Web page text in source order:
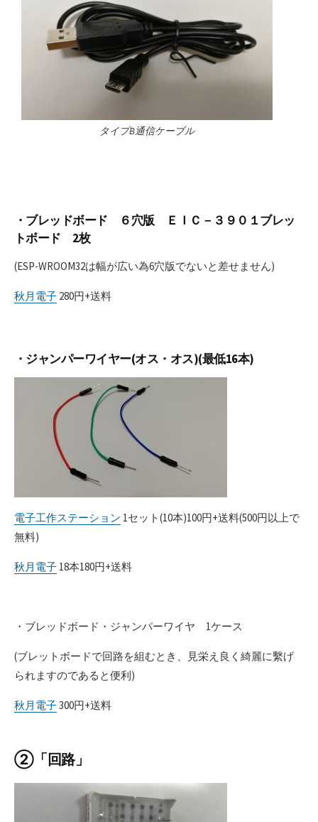
タイプB通信ケーブル
・ブレッドボード ６穴版 ＥＩＣ－３９０１ブレッ
トボード 2枚
(ESP-WROOM32は幅が広い為6穴版でないと差せません)
秋月電子 280円+送料
・ジャンパーワイヤー(オス・オス)(最低16本)
電子工作ステーション 1セット(10本)100円+送料(500円以上で
無料)
秋月電子 18本180円+送料
・ブレッドボード・ジャンパーワイヤ 1ケース
(ブレットボードで回路を組むとき、見栄え良く綺麗に繫げ
られますのであると便利)
秋月電子300円+送料
②「回路」